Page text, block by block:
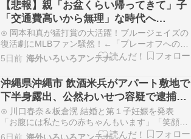
に兆し見えずです。 急には無理ですが…
【悲報】親「お盆くらい帰ってきて」子
「交通費高いから無理」な時代へ…
⊙ 岡本和真が猛打賞の大活躍！ブルージェイズの
復活劇にMLBファン騒然！←「プレーオフへの希
望が」（海外の反応）海外の反応スポーツ⊙ 中国
人「サッカーW杯 日本1-2ブラジル、号泣する日
本人ファンをブラジル人ファンが慰める」 中国人
「これがスポーツの意義」「中国代表に感謝」じ
ゃぽ…
5日前 海外いろいろアンテナ
沖縄県沖縄市 飲酒米兵がアパート敷地で
下半身露出、公然わいせつ容疑で逮捕
[8/2]
⊙ 川口春奈＆板倉滉 結婚と第１子妊娠を発表
「お腹には私たちの赤ちゃんもいます」「笑顔の
絶えない家庭を」直筆の連名コメント全文 [8/2]国
6日前 海外いろいろアンテナ